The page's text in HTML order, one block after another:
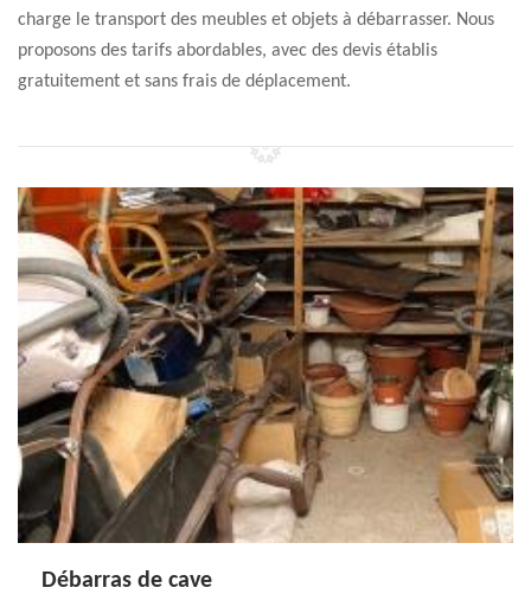
charge le transport des meubles et objets à débarrasser. Nous
proposons des tarifs abordables, avec des devis établis
gratuitement et sans frais de déplacement.
Débarras de cave